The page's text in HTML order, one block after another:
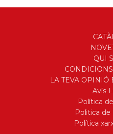
QUI
LA TEVA OPINIÓ
Avís
Política
Politica
Política